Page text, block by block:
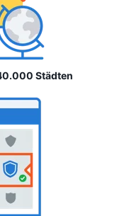
Städten